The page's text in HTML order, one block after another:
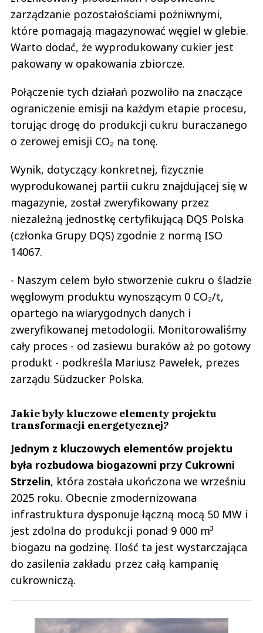
zarządzanie pozostałościami pożniwnymi,
które pomagają magazynować węgiel w glebie.
Warto dodać, że wyprodukowany cukier jest
pakowany w opakowania zbiorcze.
Połączenie tych działań pozwoliło na znaczące
ograniczenie emisji na każdym etapie procesu,
torując drogę do produkcji cukru buraczanego
o zerowej emisji CO₂ na tonę.
Wynik, dotyczący konkretnej, fizycznie
wyprodukowanej partii cukru znajdującej się w
magazynie, został zweryfikowany przez
niezależną jednostkę certyfikującą DQS Polska
(członka Grupy DQS) zgodnie z normą ISO
14067.
- Naszym celem było stworzenie cukru o śladzie
węglowym produktu wynoszącym 0 CO₂/t,
opartego na wiarygodnych danych i
zweryfikowanej metodologii. Monitorowaliśmy
cały proces - od zasiewu buraków aż po gotowy
produkt - podkreśla Mariusz Pawełek, prezes
zarządu Südzucker Polska.
Jakie były kluczowe elementy projektu
transformacji energetycznej?
Jednym z kluczowych elementów projektu
była rozbudowa biogazowni przy Cukrowni
Strzelin, która została ukończona we wrześniu
2025 roku. Obecnie zmodernizowana
infrastruktura dysponuje łączną mocą 50 MW i
jest zdolna do produkcji ponad 9 000 m³
biogazu na godzinę. Ilość ta jest wystarczająca
do zasilenia zakładu przez całą kampanię
cukrowniczą.